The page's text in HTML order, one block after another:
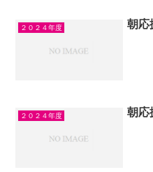
２０２４年度 朝応
２０２４年度 朝応